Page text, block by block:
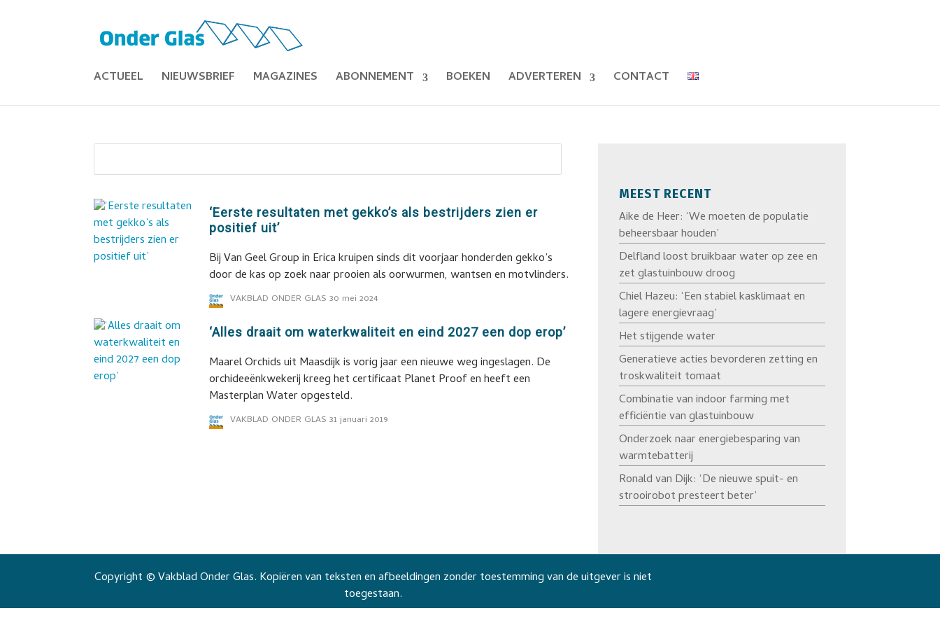
ACTUEEL NIEUWSBRIEF MAGAZINES ABONNEMENT BOEKEN ADVERTEREN CONTACT
‘Eerste resultaten met gekko’s als bestrijders zien er
positief uit’
Bij Van Geel Group in Erica kruipen sinds dit voorjaar honderden gekko’s
door de kas op zoek naar prooien als oorwurmen, wantsen en motvlinders.
VAKBLAD ONDER GLAS 30 mei 2024
‘Alles draait om waterkwaliteit en eind 2027 een dop erop’
Maarel Orchids uit Maasdijk is vorig jaar een nieuwe weg ingeslagen. De
orchideeënkwekerij kreeg het certificaat Planet Proof en heeft een
Masterplan Water opgesteld.
VAKBLAD ONDER GLAS 31 januari 2019
MEEST RECENT
Aike de Heer: ‘We moeten de populatie
beheersbaar houden’
Delfland loost bruikbaar water op zee en
zet glastuinbouw droog
Chiel Hazeu: ‘Een stabiel kasklimaat en
lagere energievraag’
Het stijgende water
Generatieve acties bevorderen zetting en
troskwaliteit tomaat
Combinatie van indoor farming met
efficiëntie van glastuinbouw
Onderzoek naar energiebesparing van
warmtebatterij
Ronald van Dijk: ‘De nieuwe spuit- en
strooirobot presteert beter’
Copyright © Vakblad Onder Glas. Kopiëren van teksten en afbeeldingen zonder toestemming van de uitgever is niet
toegestaan.